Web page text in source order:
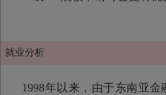
就业分析
1998年以来，由于东南亚